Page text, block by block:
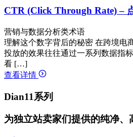
CTR (Click Through Rate) –
营销与数据分析类术语
理解这个数字背后的秘密 在跨境电
投放的效果往往通过一系列数据指
看 […]
查看详情
Dian11系列
为独立站卖家们提供的纯净、